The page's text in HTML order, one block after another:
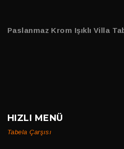
Paslanmaz Krom Işıklı Villa
HIZLI MENÜ
Tabela Çarşısı